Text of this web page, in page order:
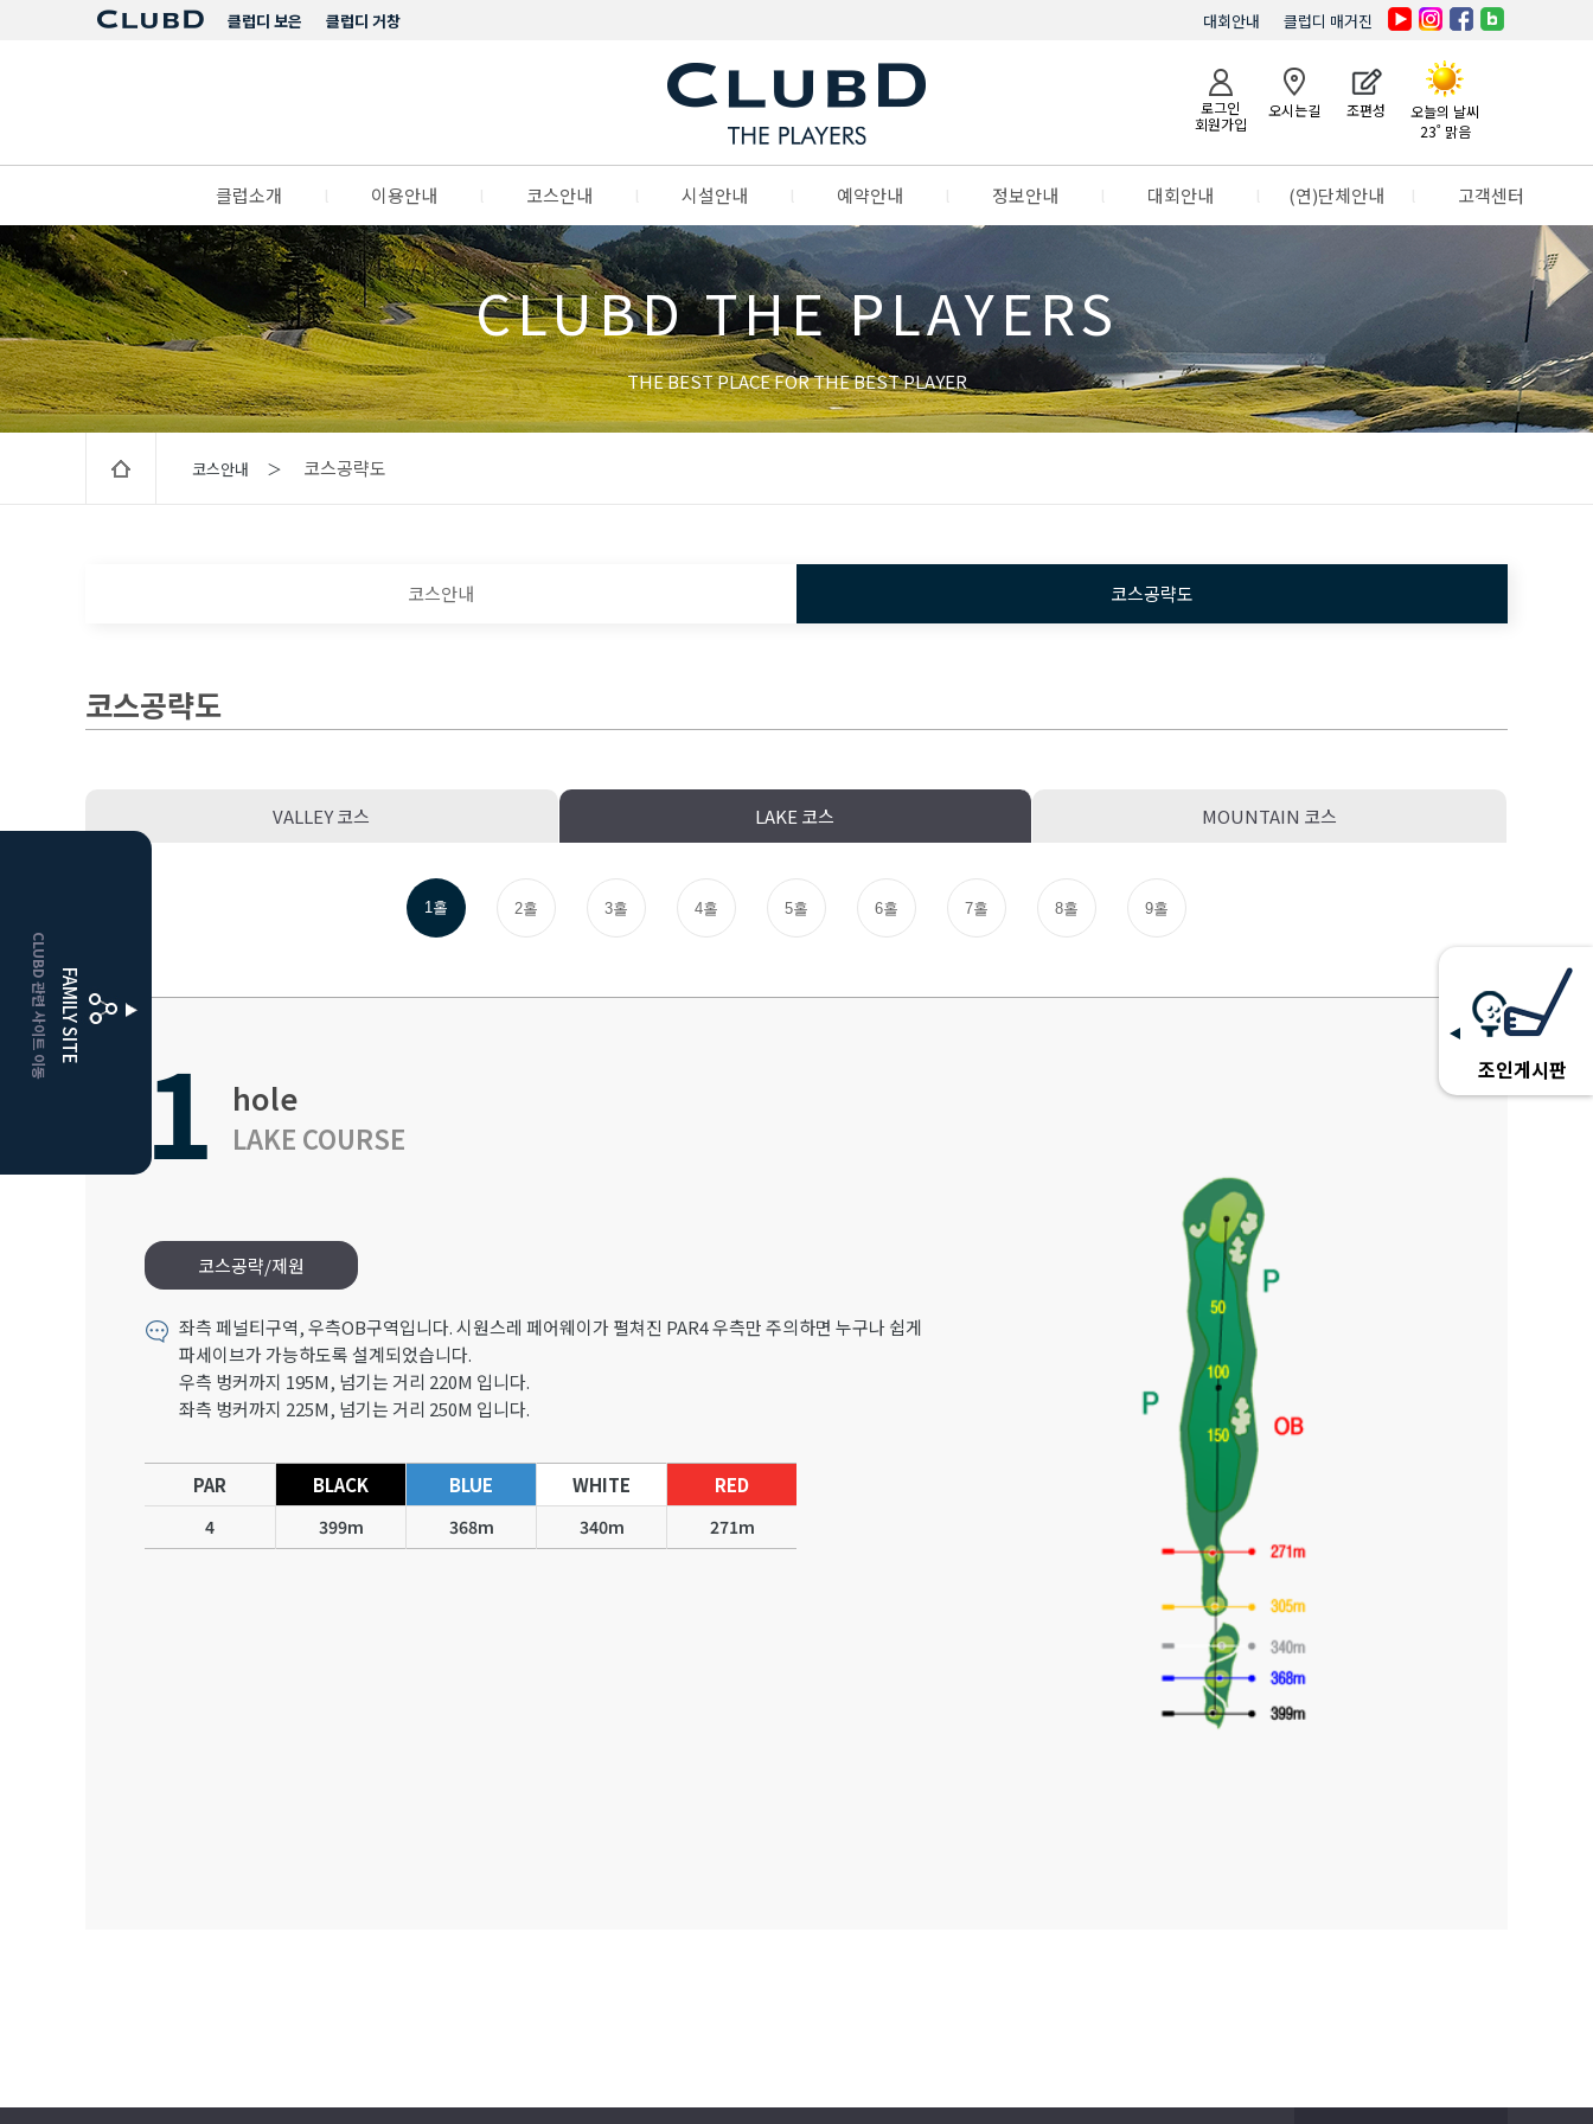
클럽디 거창
클럽디 보은 클럽디 매거진
대회안내
로그인
회원가입
오시는길 조편성
오늘의 날씨
23˚ 맑음
클럽소개 이용안내 코스안내 시설안내 예약안내 정보안내 대회안내 (연)단체안내 고객센터
CLUBD THE PLAYERS
THE BEST PLACE FOR THE BEST PLAYER
FAMILY SITE
CLUBD 관련 사이트 이동 클럽디
조인게시판
코스안내 ＞ 코스공략도
코스안내 코스공략도
코스공략도
VALLEY 코스 LAKE 코스 MOUNTAIN 코스
1홀 2홀 3홀 4홀 5홀 6홀 7홀 8홀 9홀
1 hole
LAKE COURSE
코스공략/제원
좌측 페널티구역, 우측OB구역입니다. 시원스레 페어웨이가 펼쳐진 PAR4 우측만 주의하면 누구나 쉽게
파세이브가 가능하도록 설계되었습니다.
우측 벙커까지 195M, 넘기는 거리 220M 입니다.
좌측 벙커까지 225M, 넘기는 거리 250M 입니다.
PAR BLACK BLUE WHITE RED
4 399m 368m 340m 271m